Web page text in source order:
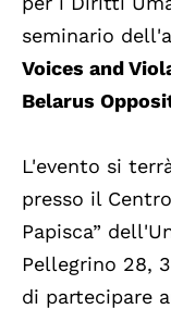
seminario
Voices and
Belarus
L'evento si
presso il
Papisca”
Pellegrino 28,
di partecipare